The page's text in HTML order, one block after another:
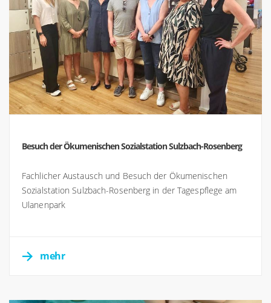
Besuch der Ökumenischen Sozialstation Sulzbach-Rosenberg
Fachlicher Austausch und Besuch der Ökumenischen
Sozialstation Sulzbach-Rosenberg in der Tagespflege am
Ulanenpark
mehr